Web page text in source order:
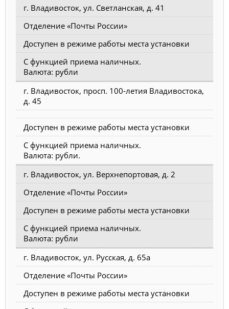
г. Владивосток, ул. Светланская, д. 41
Отделение «Почты России»
Доступен в режиме работы места установки
С функцией приема наличных.
Валюта: рубли
г. Владивосток, просп. 100-летия Владивостока,
д. 45
Доступен в режиме работы места установки
С функцией приема наличных.
Валюта: рубли.
г. Владивосток, ул. Верхнепортовая, д. 2
Отделение «Почты России»
Доступен в режиме работы места установки
С функцией приема наличных.
Валюта: рубли
г. Владивосток, ул. Русская, д. 65а
Отделение «Почты России»
Доступен в режиме работы места установки